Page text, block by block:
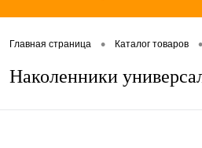
Главная страница • Каталог товаров •
Наколенники